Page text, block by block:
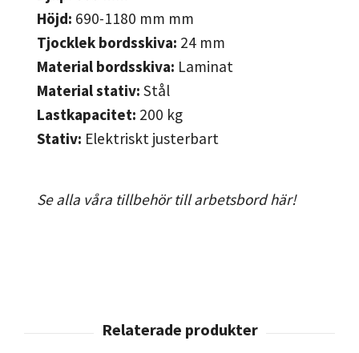
Höjd: 690-1180 mm mm
Tjocklek bordsskiva: 24 mm
Material bordsskiva: Laminat
Material stativ: Stål
Lastkapacitet: 200 kg
Stativ: Elektriskt justerbart
Se alla våra tillbehör till arbetsbord här!